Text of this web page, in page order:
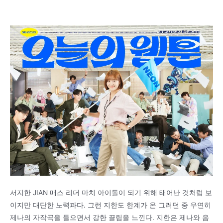
서지한 JIAN 매스 리더 마치 아이돌이 되기 위해 태어난 것처럼 보
이지만 대단한 노력파다. 그런 지한도 한계가 온 그러던 중 우연히
제나의 자작곡을 들으면서 강한 끌림을 느낀다. 지한은 제나와 음